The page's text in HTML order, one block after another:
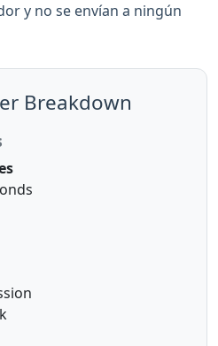
y no se envían a ningún
Breakdown